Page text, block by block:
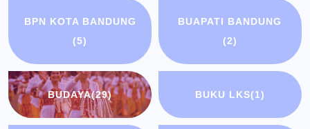
BPN KOTA BANDUNG
(5)
BUAPATI BANDUNG
(2)
BUDAYA(29) BUKU LKS(1)